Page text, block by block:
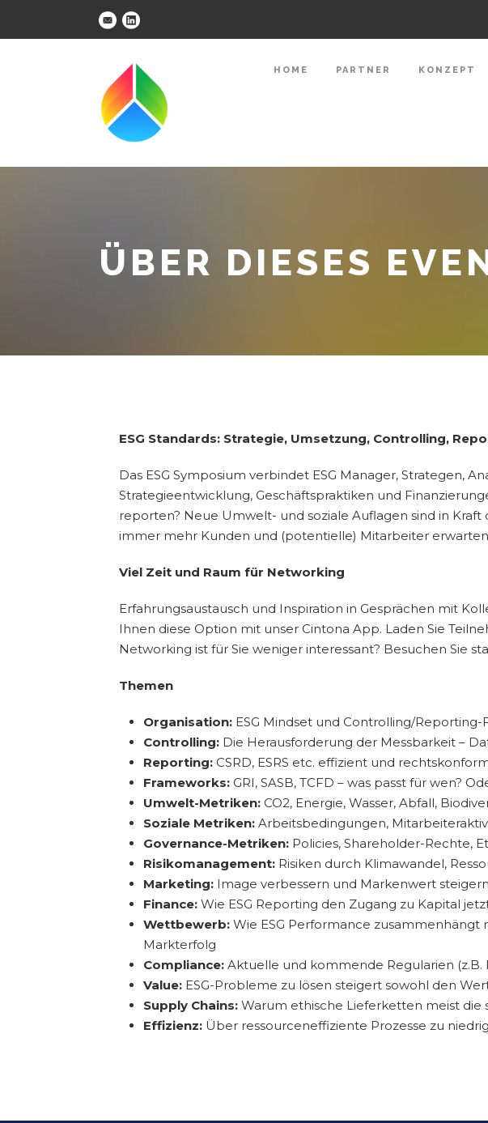
HOME PARTNER KONZEPT
ÜBER DIESES
ESG Standards: Strategie, Umsetzung, Controlling,
Das ESG Symposium verbindet ESG Manager, Strategen,
Strategieentwicklung, Geschäftspraktiken und
reporten? Neue Umwelt- und soziale Auflagen sind in
immer mehr Kunden und (potentielle) Mitarbeiter
Viel Zeit und Raum für Networking
Erfahrungsaustausch und Inspiration in Gesprächen mit
Ihnen diese Option mit unser Cintona App. Laden Sie
Networking ist für Sie weniger interessant? Besuchen Sie
Themen
Organisation: ESG Mindset und Controlling/
Controlling: Die Herausforderung der Messbarkeit –
Reporting: CSRD, ESRS etc. effizient und
Frameworks: GRI, SASB, TCFD – was passt für wen?
Umwelt-Metriken: CO2, Energie, Wasser, Abfall,
Soziale Metriken: Arbeitsbedingungen,
Governance-Metriken: Policies, Shareholder-Rechte,
Risikomanagement: Risiken durch Klimawandel,
Marketing: Image verbessern und Markenwert
Finance: Wie ESG Reporting den Zugang zu Kapital
Wettbewerb: Wie ESG Performance
Markterfolg
Compliance: Aktuelle und kommende Regularien (z.B.
Value: ESG-Probleme zu lösen steigert sowohl den
Supply Chains: Warum ethische Lieferketten meist die
Effizienz: Über ressourceneffiziente Prozesse zu